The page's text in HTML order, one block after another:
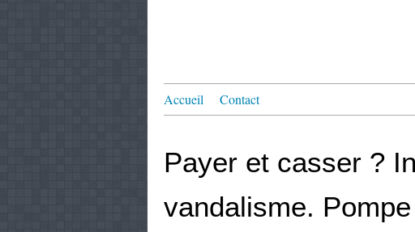
Accueil Contact
Payer et casser ?
vandalisme.